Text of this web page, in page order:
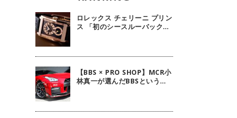
ロレックス チェリーニ プリン
ス 「初のシースルーバック・
【BBS × PRO SHOP】MCR小
林真一が選んだBBSという選